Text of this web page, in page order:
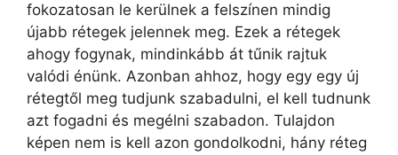
fokozatosan le kerülnek a felszínen mindig
újabb rétegek jelennek meg. Ezek a rétegek
ahogy fogynak, mindinkább át tűnik rajtuk
valódi énünk. Azonban ahhoz, hogy egy egy új
rétegtől meg tudjunk szabadulni, el kell tudnunk
azt fogadni és megélni szabadon. Tulajdon
képen nem is kell azon gondolkodni, hány réteg